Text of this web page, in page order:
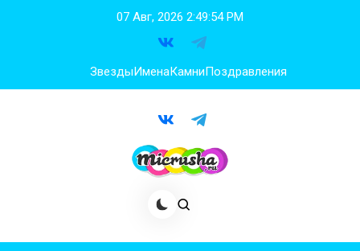
07 Авг, 2026 2:49:55 PM
ЗвездыИменаКамниПоздравления